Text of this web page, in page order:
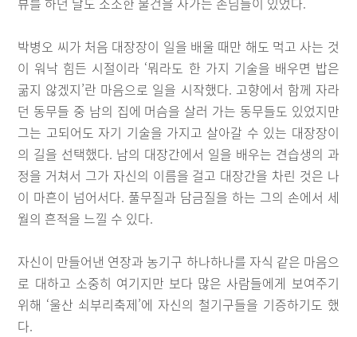
박병오 씨가 처음 대장장이 일을 배울 때만 해도 먹고 사는 것
이 워낙 힘든 시절이라 ‘뭐라도 한 가지 기술을 배우면 밥은
굶지 않겠지’란 마음으로 일을 시작했다. 고향에서 함께 자라
던 동무들 중 남의 집에 머슴을 살러 가는 동무들도 있었지만
그는 고되어도 자기 기술을 가지고 살아갈 수 있는 대장장이
의 길을 선택했다. 남의 대장간에서 일을 배우는 견습생의 과
정을 거쳐서 그가 자신의 이름을 걸고 대장간을 차린 것은 나
이 마흔이 넘어서다. 풀무질과 담금질을 하는 그의 손에서 세
월의 흔적을 느낄 수 있다.
자신이 만들어낸 연장과 농기구 하나하나를 자식 같은 마음으
로 대하고 소중히 여기지만 보다 많은 사람들에게 보여주기
위해 ‘울산 쇠부리축제’에 자신의 철기구들을 기증하기도 했
다.